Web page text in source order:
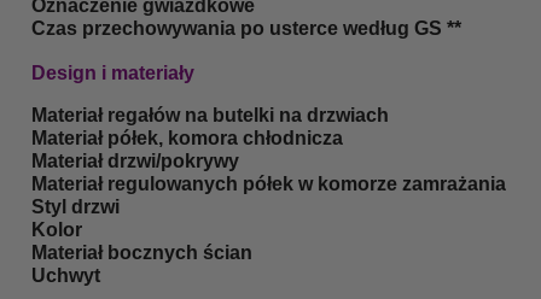
Oznaczenie gwiazdkowe
Czas przechowywania po usterce według GS **
Design i materiały
Materiał regałów na butelki na drzwiach
Materiał półek, komora chłodnicza
Materiał drzwi/pokrywy
Materiał regulowanych półek w komorze zamrażania
Styl drzwi
Kolor
Materiał bocznych ścian
Uchwyt